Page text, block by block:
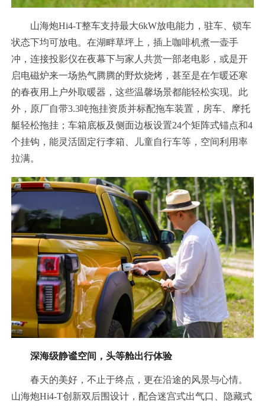
山海炮Hi4-T整车支持最大6kW放电能力，驻车、锁车
状态下均可放电。在湖畔草坪上，插上咖啡机煮一壶手
冲，连接投影仪在夜幕下与家人共赏一部老电影，或是开
启电磁炉来一场热气腾腾的野炊烧烤，甚至是在乍暖还寒
的春夜用上户外取暖器，这些温馨场景都能轻松实现。此
外，原厂自带3.3吨拖挂资质并标配拖车装置，房车、摩托
艇轻松拖挂；车箱底板及侧面边板设置24个矩阵式锚点和4
个挂钩，能灵活固定行李箱、儿童自行车等，空间利用率
拉满。
深海级静谧空间，头等舱出行体验
春天的美好，不止于终点，更在沿途的风景与心情。
山海炮Hi4-T创新双后围设计，配合迷宫式出气口、隐藏式